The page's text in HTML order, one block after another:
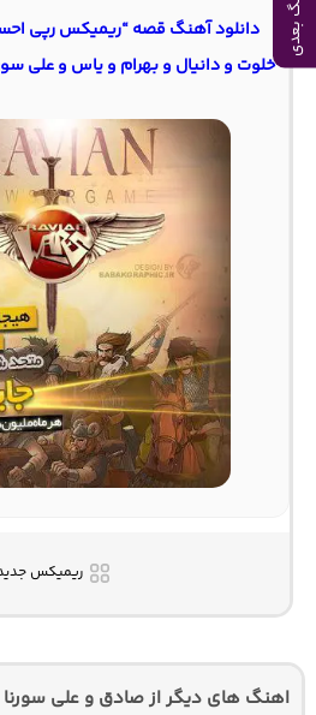
آهنگ بعدی
دانلود آهنگ قصه “ریمیکس رپی
خلوت و دانیال و بهرام و یاس و علی
ریمیکس
اهنگ های دیگر از صادق و علی سورنا